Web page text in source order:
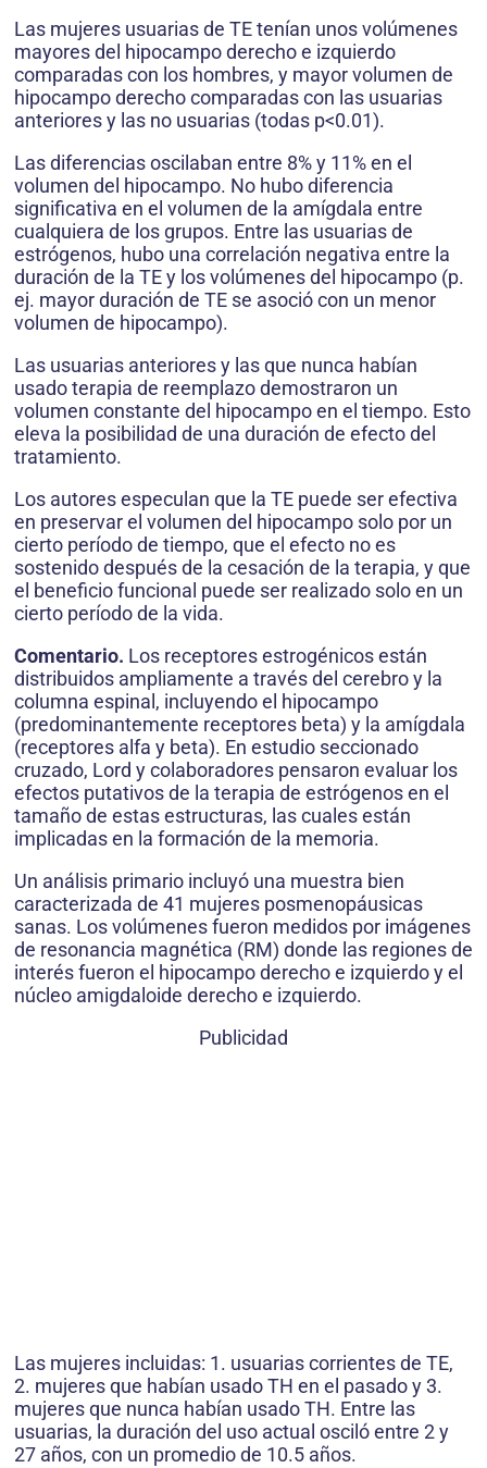
Las mujeres usuarias de TE tenían unos volúmenes
mayores del hipocampo derecho e izquierdo
comparadas con los hombres, y mayor volumen de
hipocampo derecho comparadas con las usuarias
anteriores y las no usuarias (todas p<0.01).
Las diferencias oscilaban entre 8% y 11% en el
volumen del hipocampo. No hubo diferencia
significativa en el volumen de la amígdala entre
cualquiera de los grupos. Entre las usuarias de
estrógenos, hubo una correlación negativa entre la
duración de la TE y los volúmenes del hipocampo (p.
ej. mayor duración de TE se asoció con un menor
volumen de hipocampo).
Las usuarias anteriores y las que nunca habían
usado terapia de reemplazo demostraron un
volumen constante del hipocampo en el tiempo. Esto
eleva la posibilidad de una duración de efecto del
tratamiento.
Los autores especulan que la TE puede ser efectiva
en preservar el volumen del hipocampo solo por un
cierto período de tiempo, que el efecto no es
sostenido después de la cesación de la terapia, y que
el beneficio funcional puede ser realizado solo en un
cierto período de la vida.
Comentario. Los receptores estrogénicos están
distribuidos ampliamente a través del cerebro y la
columna espinal, incluyendo el hipocampo
(predominantemente receptores beta) y la amígdala
(receptores alfa y beta). En estudio seccionado
cruzado, Lord y colaboradores pensaron evaluar los
efectos putativos de la terapia de estrógenos en el
tamaño de estas estructuras, las cuales están
implicadas en la formación de la memoria.
Un análisis primario incluyó una muestra bien
caracterizada de 41 mujeres posmenopáusicas
sanas. Los volúmenes fueron medidos por imágenes
de resonancia magnética (RM) donde las regiones de
interés fueron el hipocampo derecho e izquierdo y el
núcleo amigdaloide derecho e izquierdo.
Publicidad
Las mujeres incluidas: 1. usuarias corrientes de TE,
2. mujeres que habían usado TH en el pasado y 3.
mujeres que nunca habían usado TH. Entre las
usuarias, la duración del uso actual osciló entre 2 y
27 años, con un promedio de 10.5 años.